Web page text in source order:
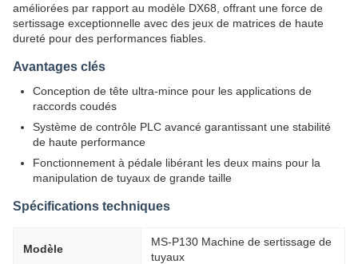
améliorées par rapport au modèle DX68, offrant une force de
sertissage exceptionnelle avec des jeux de matrices de haute
dureté pour des performances fiables.
Avantages clés
Conception de tête ultra-mince pour les applications de
raccords coudés
Système de contrôle PLC avancé garantissant une stabilité
de haute performance
Fonctionnement à pédale libérant les deux mains pour la
manipulation de tuyaux de grande taille
Spécifications techniques
Modèle
MS-P130 Machine de sertissage de
tuyaux